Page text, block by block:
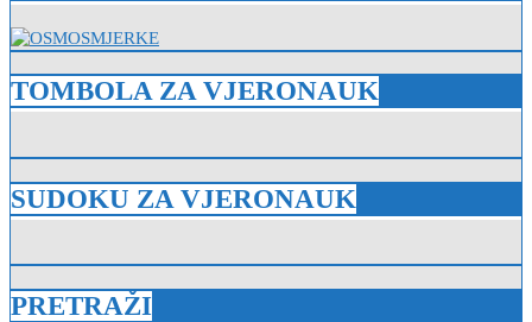
TOMBOLA ZA VJERONAUK
SUDOKU ZA VJERONAUK
PRETRAŽI